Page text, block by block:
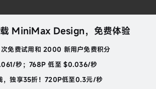
MiniMax Design，免费体验
免费试用和 2000 新用户免费积分
秒；768P 低至 $0.036/秒
独享35折！720P低至0.3元/秒